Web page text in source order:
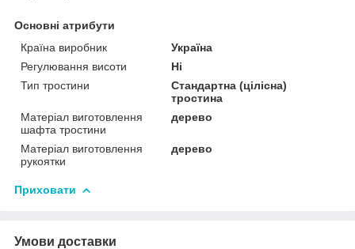
Основні атрибути
Країна виробник
Україна
Регулювання висоти
Ні
Тип тростини
Стандартна (цілісна)
тростина
Матеріал виготовлення
шафта тростини
дерево
Матеріал виготовлення
рукоятки
дерево
Приховати
Умови доставки